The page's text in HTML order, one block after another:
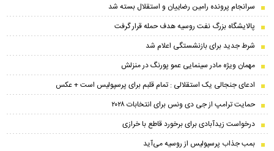
سرانجام پرونده رامین رضاییان و استقلال بسته شد
پالایشگاه بزرگ نفت روسیه هدف حمله قرار گرفت
شرط جدید برای بازنشستگی اعلام شد
مهمان ویژه مادر سینمایی عمو پورنگ در منزلش
ادعای جنجالی یک استقلالی : تمام قلبم برای پرسپولیس است + عکس
حمایت ترامپ از جی دی ونس برای انتخابات ۲۰۲۸
درخواست زیدآبادی برای برخورد قاطع با خرازی
بمب جذاب پرسپولیس از روسیه می‌آید